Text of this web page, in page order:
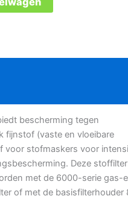
bescherming tegen
fijnstof (vaste en vloeibare
voor stofmaskers voor
Deze
met de 6000-serie gas-
of met de basisfilterhouder